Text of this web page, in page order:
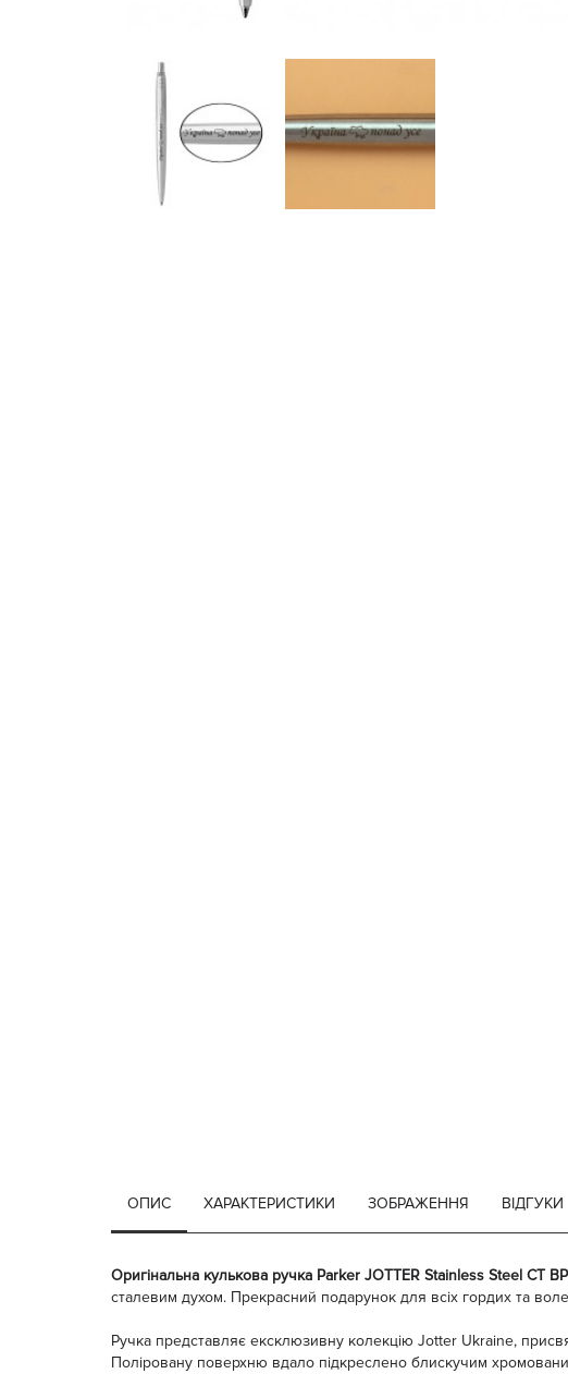
ОПИС ХАРАКТЕРИСТИКИ ЗОБРАЖЕННЯ ВІДГУКИ
Оригінальна кулькова ручка Parker JOTTER Stainless Steel CT BP
сталевим духом. Прекрасний подарунок для всіх гордих та
Ручка представляє ексклюзивну колекцію Jotter Ukraine,
Поліровану поверхню вдало підкреслено блискучим